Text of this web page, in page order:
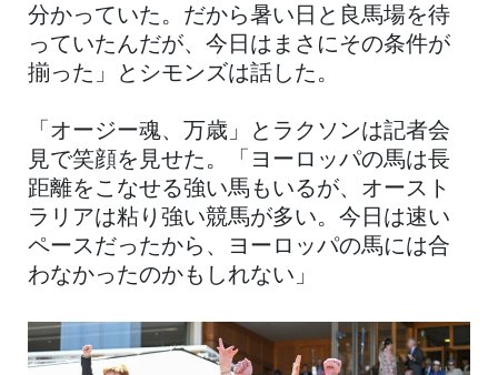
分かっていた。だから暑い日と良馬場を待
っていたんだが、今日はまさにその条件が
揃った」とシモンズは話した。
「オージー魂、万歳」とラクソンは記者会
見で笑顔を見せた。「ヨーロッパの馬は長
距離をこなせる強い馬もいるが、オースト
ラリアは粘り強い競馬が多い。今日は速い
ペースだったから、ヨーロッパの馬には合
わなかったのかもしれない」